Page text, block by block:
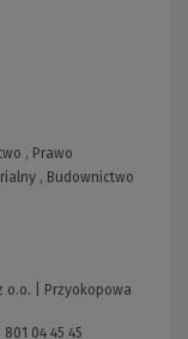
, Prawo
, Budownictwo
o.o. | Przyokopowa
801 04 45 45